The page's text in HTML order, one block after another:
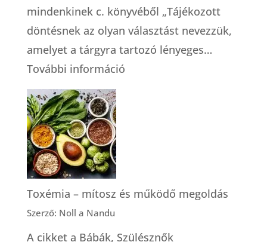
mindenkinek c. könyvéből „Tájékozott
döntésnek az olyan választást nevezzük,
amelyet a tárgyra tartozó lényeges…
További információ:
Toxémia – mítosz és működő megoldás
Szerző: Noll a Nandu
A cikket a Bábák, Szülésznők